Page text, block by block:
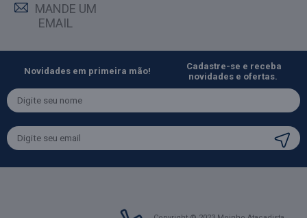
MANDE UM
EMAIL
Novidades em primeira mão!
Cadastre-se e receba
novidades e ofertas.